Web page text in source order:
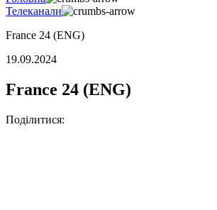
Телеканали
France 24 (ENG)
19.09.2024
France 24 (ENG)
Поділитися: